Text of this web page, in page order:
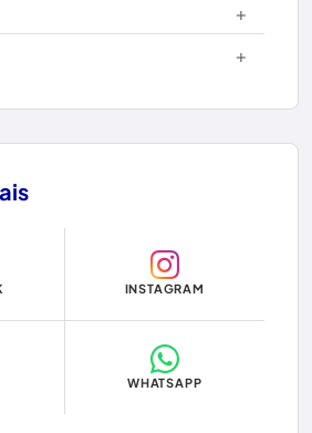
2026
+
+
INSTAGRAM
WHATSAPP